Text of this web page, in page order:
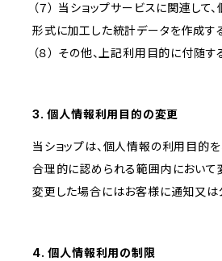
（７） 当ショップサービスに関連して
形式に加工した統計データを作成す
（８） その他、上記利用目的に付随
3. 個人情報利用目的の変更
当ショップは、個人情報の利用目的
合理的に認められる範囲内において
変更した場合にはお客様に通知又は
4. 個人情報利用の制限